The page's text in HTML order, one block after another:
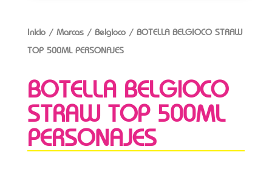
Inicio/ Marcas/ Belgioco/ BOTELLA BELGIOCO STRAW
TOP 500ML PERSONAJES
BOTELLA BELGIOCO
STRAW TOP 500ML
PERSONAJES